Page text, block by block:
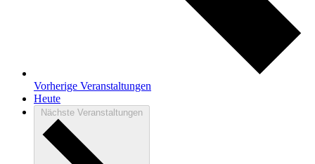
Vorherige Veranstaltungen
Heute
Nächste Veranstaltungen